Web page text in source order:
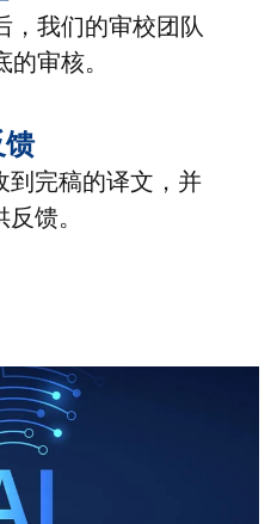
，我们的审校团队
审核。
到完稿的译文，并
馈。